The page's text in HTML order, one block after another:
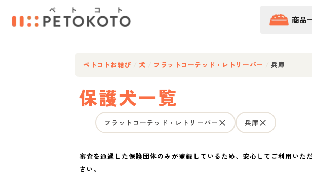
商品
ペトコトお結び 犬 フラットコーテッド・レトリーバー 兵庫
保護犬一覧
フラットコーテッド・レトリーバー 兵庫
審査を通過した保護団体のみが登録しているため、安心してご利用い
さい。